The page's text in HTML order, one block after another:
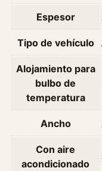
l
t
d
Espesor
Tipo de vehículo
Alojamiento para
bulbo de
temperatura
Ancho
Con aire
acondicionado